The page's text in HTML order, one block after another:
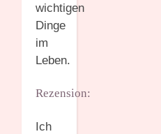
wichtigen
Dinge
im
Leben.
Rezension:
Ich